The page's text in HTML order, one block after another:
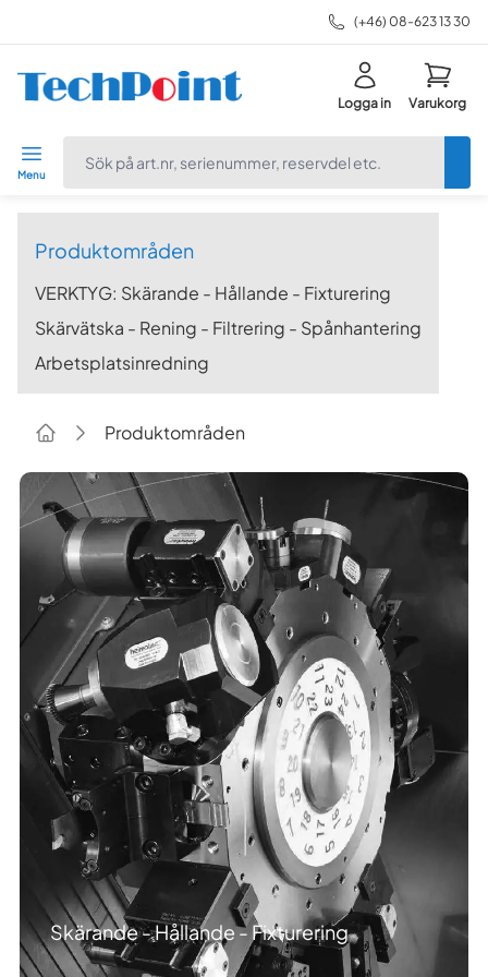
(+46) 08-623 13 30
Menu
Logga in Varukorg
Produktområden
VERKTYG: Skärande - Hållande - Fixturering
Skärvätska - Rening - Filtrering - Spånhantering
Arbetsplatsinredning
Produktområden
Skärande - Hållande - Fixturering